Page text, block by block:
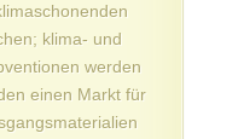
klima- und
werden
einen Markt für